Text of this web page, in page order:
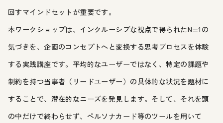
回すマインドセットが重要です。
本ワークショップは、インクルーシブな視点で得られたN=1の
気づきを、企画のコンセプトへと変換する思考プロセスを体験
する実践講座です。平均的なユーザーではなく、特定の課題や
制約を持つ当事者（リードユーザー）の具体的な状況を題材に
することで、潜在的なニーズを発見します。そして、それを頭
の中だけで終わらせず、ペルソナカード等のツールを用いて